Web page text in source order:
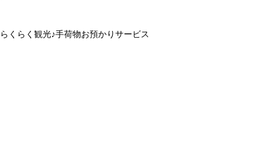
らくらく観光♪手荷物お預かりサービス